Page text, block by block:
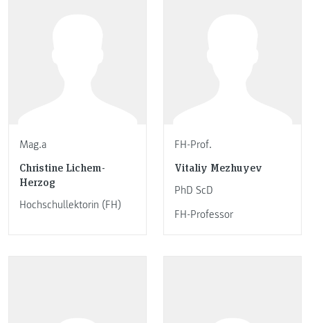
Mag.a
Christine Lichem-
Herzog
Hochschullektorin (FH)
FH-Prof.
Vitaliy Mezhuyev
PhD ScD
FH-Professor